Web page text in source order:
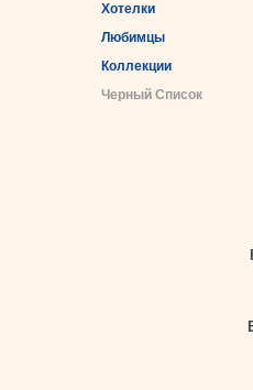
Хотелки
Любимцы
Коллекции
Черный Список